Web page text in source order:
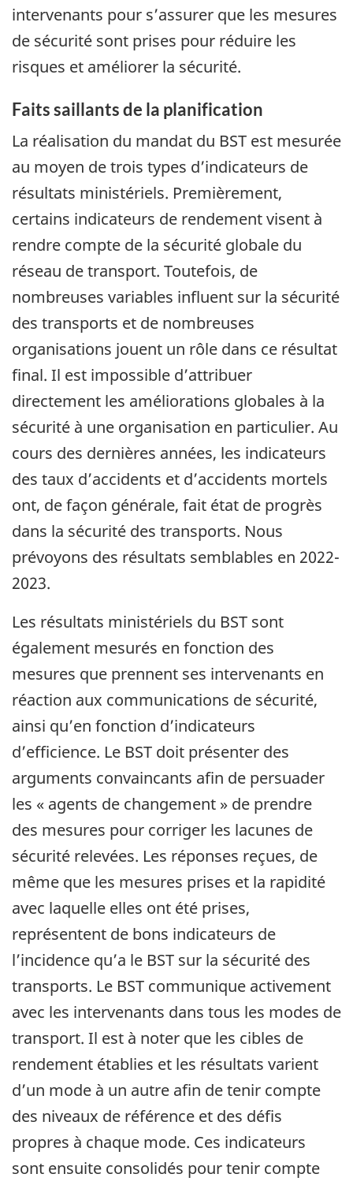
intervenants pour s’assurer que les mesures
de sécurité sont prises pour réduire les
risques et améliorer la sécurité.
Faits saillants de la planification
La réalisation du mandat du BST est mesurée
au moyen de trois types d’indicateurs de
résultats ministériels. Premièrement,
certains indicateurs de rendement visent à
rendre compte de la sécurité globale du
réseau de transport. Toutefois, de
nombreuses variables influent sur la sécurité
des transports et de nombreuses
organisations jouent un rôle dans ce résultat
final. Il est impossible d’attribuer
directement les améliorations globales à la
sécurité à une organisation en particulier. Au
cours des dernières années, les indicateurs
des taux d’accidents et d’accidents mortels
ont, de façon générale, fait état de progrès
dans la sécurité des transports. Nous
prévoyons des résultats semblables en 2022-
2023.
Les résultats ministériels du BST sont
également mesurés en fonction des
mesures que prennent ses intervenants en
réaction aux communications de sécurité,
ainsi qu’en fonction d’indicateurs
d’efficience. Le BST doit présenter des
arguments convaincants afin de persuader
les « agents de changement » de prendre
des mesures pour corriger les lacunes de
sécurité relevées. Les réponses reçues, de
même que les mesures prises et la rapidité
avec laquelle elles ont été prises,
représentent de bons indicateurs de
l’incidence qu’a le BST sur la sécurité des
transports. Le BST communique activement
avec les intervenants dans tous les modes de
transport. Il est à noter que les cibles de
rendement établies et les résultats varient
d’un mode à un autre afin de tenir compte
des niveaux de référence et des défis
propres à chaque mode. Ces indicateurs
sont ensuite consolidés pour tenir compte